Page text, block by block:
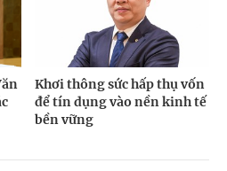
Khơi thông sức hấp thụ vốn
để tín dụng vào nền kinh tế
bền vững